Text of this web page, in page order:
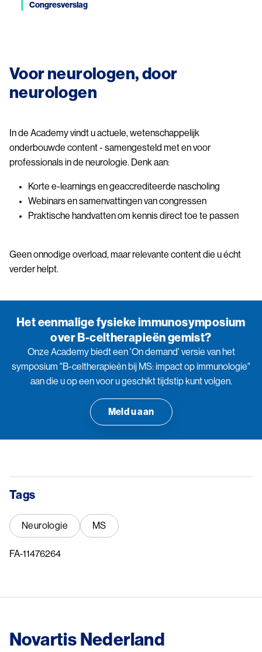
Congresverslag
Voor neurologen, door
neurologen
In de Academy vindt u actuele, wetenschappelijk
onderbouwde content - samengesteld met en voor
professionals in de neurologie. Denk aan:
Korte e-learnings en geaccrediteerde nascholing
Webinars en samenvattingen van congressen
Praktische handvatten om kennis direct toe te passen
Geen onnodige overload, maar relevante content die u écht
verder helpt.
Het eenmalige fysieke immunosymposium
over B-celtherapieën gemist?
Onze Academy biedt een 'On demand' versie van het
symposium "B-celtherapieën bij MS: impact op immunologie"
aan die u op een voor u geschikt tijdstip kunt volgen.
Meld u aan
Tags
Neurologie MS
FA-11476264
Novartis Nederland